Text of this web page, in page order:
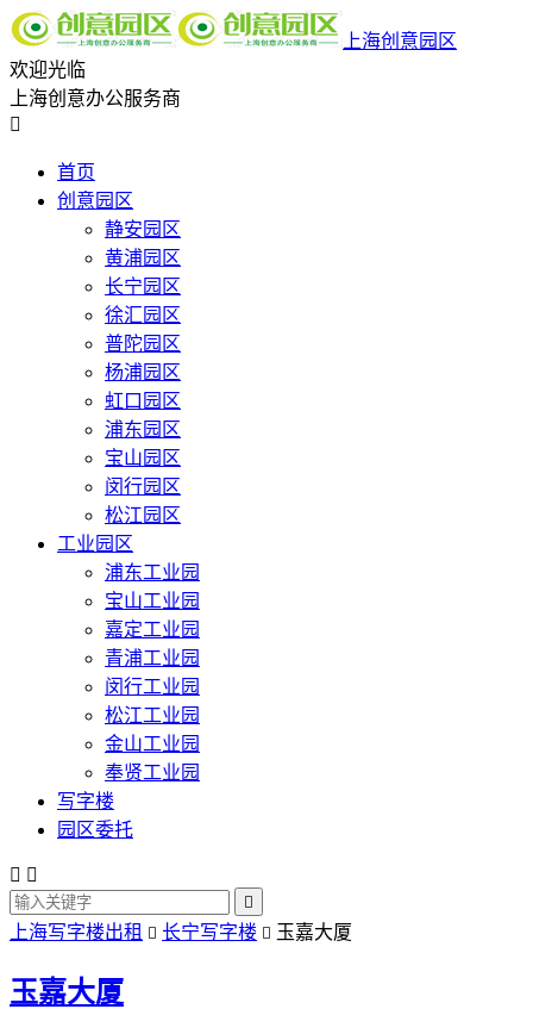
上海创意园区
欢迎光临
上海创意办公服务商

首页
创意园区
静安园区
黄浦园区
长宁园区
徐汇园区
普陀园区
杨浦园区
虹口园区
浦东园区
宝山园区
闵行园区
松江园区
工业园区
浦东工业园
宝山工业园
嘉定工业园
青浦工业园
闵行工业园
松江工业园
金山工业园
奉贤工业园
写字楼
园区委托
 

上海写字楼出租  长宁写字楼  玉嘉大厦
玉嘉大厦